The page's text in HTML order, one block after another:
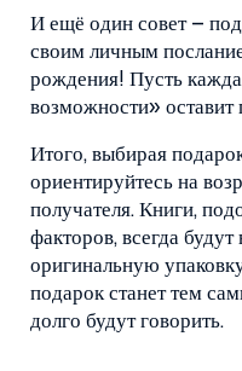
И ещё один совет –
своим личным
рождения! Пусть
возможности» оставит
Итого, выбирая
ориентируйтесь на
получателя. Книги,
факторов, всегда
оригинальную
подарок станет тем
долго будут говорить.